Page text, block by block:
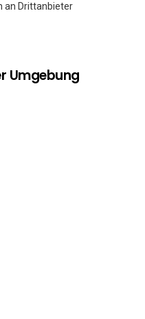
an Drittanbieter
Umgebung